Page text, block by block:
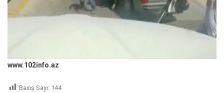
www.102info.az
Baxış Sayı: 144